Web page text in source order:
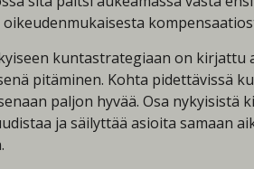
kuntastrategiaan on
pitäminen. Kohta pidettävissä
paljon hyvää. Osa
ja säilyttää asioita samaan